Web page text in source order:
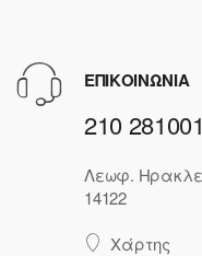
ΕΠΙΚΟΙΝΩΝΙΑ
210
Λεωφ.
14122
Χάρτης